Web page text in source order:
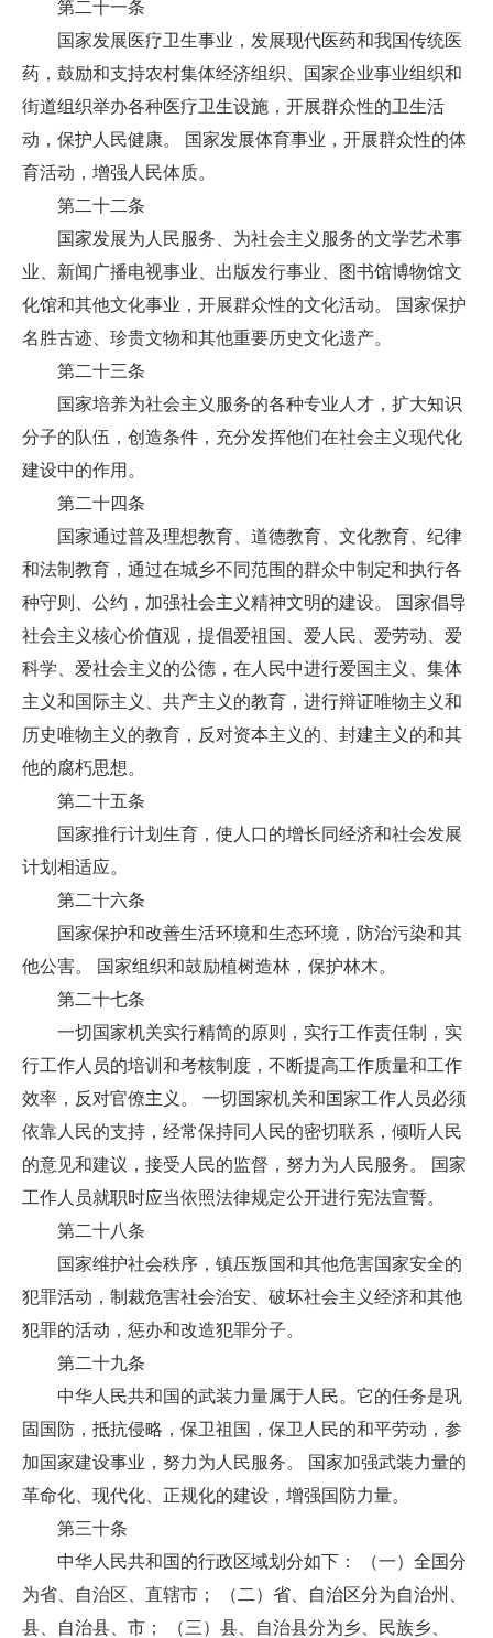
第二十一条
国家发展医疗卫生事业，发展现代医药和我国传统医
药，鼓励和支持农村集体经济组织、国家企业事业组织和
街道组织举办各种医疗卫生设施，开展群众性的卫生活
动，保护人民健康。 国家发展体育事业，开展群众性的体
育活动，增强人民体质。
第二十二条
国家发展为人民服务、为社会主义服务的文学艺术事
业、新闻广播电视事业、出版发行事业、图书馆博物馆文
化馆和其他文化事业，开展群众性的文化活动。 国家保护
名胜古迹、珍贵文物和其他重要历史文化遗产。
第二十三条
国家培养为社会主义服务的各种专业人才，扩大知识
分子的队伍，创造条件，充分发挥他们在社会主义现代化
建设中的作用。
第二十四条
国家通过普及理想教育、道德教育、文化教育、纪律
和法制教育，通过在城乡不同范围的群众中制定和执行各
种守则、公约，加强社会主义精神文明的建设。 国家倡导
社会主义核心价值观，提倡爱祖国、爱人民、爱劳动、爱
科学、爱社会主义的公德，在人民中进行爱国主义、集体
主义和国际主义、共产主义的教育，进行辩证唯物主义和
历史唯物主义的教育，反对资本主义的、封建主义的和其
他的腐朽思想。
第二十五条
国家推行计划生育，使人口的增长同经济和社会发展
计划相适应。
第二十六条
国家保护和改善生活环境和生态环境，防治污染和其
他公害。 国家组织和鼓励植树造林，保护林木。
第二十七条
一切国家机关实行精简的原则，实行工作责任制，实
行工作人员的培训和考核制度，不断提高工作质量和工作
效率，反对官僚主义。 一切国家机关和国家工作人员必须
依靠人民的支持，经常保持同人民的密切联系，倾听人民
的意见和建议，接受人民的监督，努力为人民服务。 国家
工作人员就职时应当依照法律规定公开进行宪法宣誓。
第二十八条
国家维护社会秩序，镇压叛国和其他危害国家安全的
犯罪活动，制裁危害社会治安、破坏社会主义经济和其他
犯罪的活动，惩办和改造犯罪分子。
第二十九条
中华人民共和国的武装力量属于人民。它的任务是巩
固国防，抵抗侵略，保卫祖国，保卫人民的和平劳动，参
加国家建设事业，努力为人民服务。 国家加强武装力量的
革命化、现代化、正规化的建设，增强国防力量。
第三十条
中华人民共和国的行政区域划分如下： （一）全国分
为省、自治区、直辖市； （二）省、自治区分为自治州、
县、自治县、市； （三）县、自治县分为乡、民族乡、